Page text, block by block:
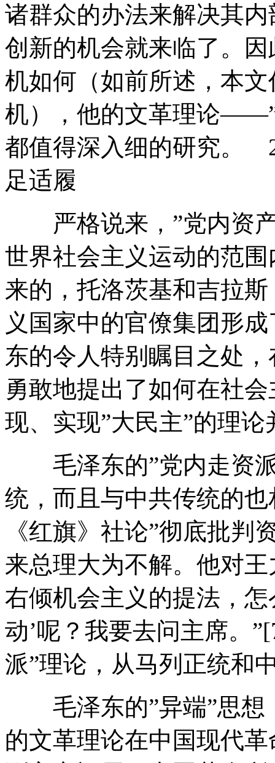
诸群众的办法来解决其
创新的机会就来临了。
机如何（如前所述，本
机），他的文革理论
都值得深入细的研究。
足适履
严格说来，”党内资产
世界社会主义运动的范
来的，托洛茨基和吉拉
义国家中的官僚集团形
东的令人特别瞩目之处
勇敢地提出了如何在社
现、实现”大民主”的理
毛泽东的”党内走资派
统，而且与中共传统的
《红旗》社论”彻底批判
来总理大为不解。他对
右倾机会主义的提法，怎
动’呢？我要去问主席。
派”理论，从马列正统和
毛泽东的”异端”思想
的文革理论在中国现代